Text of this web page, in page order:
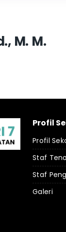
M. M.
Profil
Profil
Staf
Staf
Galeri